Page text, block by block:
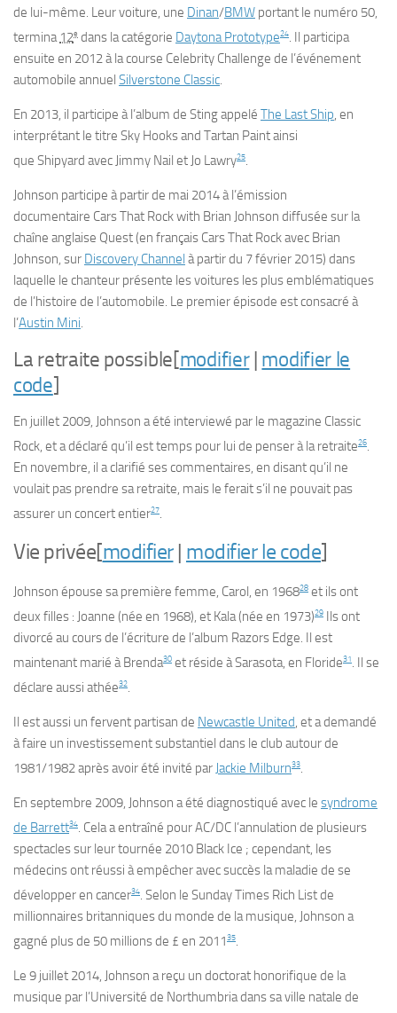
de lui-même. Leur voiture, une Dinan/BMW portant le numéro 50,
termina 12e dans la catégorie Daytona Prototype24. Il participa
ensuite en 2012 à la course Celebrity Challenge de l’événement
automobile annuel Silverstone Classic.
En 2013, il participe à l’album de Sting appelé The Last Ship, en
interprétant le titre Sky Hooks and Tartan Paintainsi
que Shipyard avec Jimmy Nail et Jo Lawry25.
Johnson participe à partir de mai 2014 à l’émission
documentaire Cars That Rock with Brian Johnson diffusée sur la
chaîne anglaise Quest (en français Cars That Rock avec Brian
Johnson, sur Discovery Channel à partir du 7 février 2015) dans
laquelle le chanteur présente les voitures les plus emblématiques
de l’histoire de l’automobile. Le premier épisode est consacré à
l’Austin Mini.
La retraite possible[modifier| modifier le
code]
En juillet 2009, Johnson a été interviewé par le magazine Classic
Rock, et a déclaré qu’il est temps pour lui de penser à la retraite26.
En novembre, il a clarifié ses commentaires, en disant qu’il ne
voulait pas prendre sa retraite, mais le ferait s’il ne pouvait pas
assurer un concert entier27.
Vie privée[modifier| modifier le code]
Johnson épouse sa première femme, Carol, en 196828 et ils ont
deux filles : Joanne (née en 1968), et Kala (née en 1973)29 Ils ont
divorcé au cours de l’écriture de l’album Razors Edge. Il est
maintenant marié à Brenda30 et réside à Sarasota, en Floride31. Il se
déclare aussi athée32.
Il est aussi un fervent partisan de Newcastle United, et a demandé
à faire un investissement substantiel dans le club autour de
1981/1982 après avoir été invité par Jackie Milburn33.
En septembre 2009, Johnson a été diagnostiqué avec le syndrome
de Barrett34. Cela a entraîné pour AC/DC l’annulation de plusieurs
spectacles sur leur tournée 2010 Black Ice ; cependant, les
médecins ont réussi à empêcher avec succès la maladie de se
développer en cancer34. Selon le Sunday Times Rich List de
millionnaires britanniques du monde de la musique, Johnson a
gagné plus de 50 millions de £ en 201135.
Le 9 juillet 2014, Johnson a reçu un doctorat honorifique de la
musique par l’Université de Northumbria dans sa ville natale de